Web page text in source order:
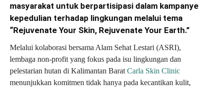
masyarakat untuk berpartisipasi dalam kampanye
kepedulian terhadap lingkungan melalui tema
“Rejuvenate Your Skin, Rejuvenate Your Earth.”
Melalui kolaborasi bersama Alam Sehat Lestari (ASRI),
lembaga non-profit yang fokus pada isu lingkungan dan
pelestarian hutan di Kalimantan Barat Carla Skin Clinic
menunjukkan komitmen tidak hanya pada kecantikan kulit,